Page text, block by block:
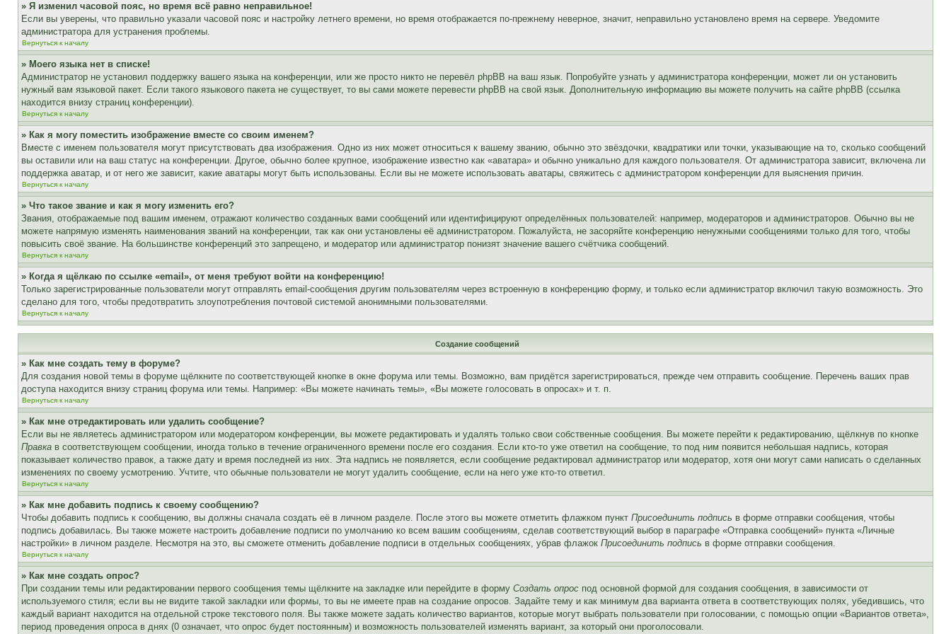
» Я изменил часовой пояс, но время всё равно неправильное!
Если вы уверены, что правильно указали часовой пояс и настройку летнего времени, но время отображается по-прежнему неверное, значит, неправильно установлено время на сервере. Уведомите
администратора для устранения проблемы.
Вернуться к началу
» Моего языка нет в списке!
Администратор не установил поддержку вашего языка на конференции, или же просто никто не перевёл phpBB на ваш язык. Попробуйте узнать у администратора конференции, может ли он установить
нужный вам языковой пакет. Если такого языкового пакета не существует, то вы сами можете перевести phpBB на свой язык. Дополнительную информацию вы можете получить на сайте phpBB (ссылка
находится внизу страниц конференции).
Вернуться к началу
» Как я могу поместить изображение вместе со своим именем?
Вместе с именем пользователя могут присутствовать два изображения. Одно из них может относиться к вашему званию, обычно это звёздочки, квадратики или точки, указывающие на то, сколько сообщений
вы оставили или на ваш статус на конференции. Другое, обычно более крупное, изображение известно как «аватара» и обычно уникально для каждого пользователя. От администратора зависит, включена ли
поддержка аватар, и от него же зависит, какие аватары могут быть использованы. Если вы не можете использовать аватары, свяжитесь с администратором конференции для выяснения причин.
Вернуться к началу
» Что такое звание и как я могу изменить его?
Звания, отображаемые под вашим именем, отражают количество созданных вами сообщений или идентифицируют определённых пользователей: например, модераторов и администраторов. Обычно вы не
можете напрямую изменять наименования званий на конференции, так как они установлены её администратором. Пожалуйста, не засоряйте конференцию ненужными сообщениями только для того, чтобы
повысить своё звание. На большинстве конференций это запрещено, и модератор или администратор понизят значение вашего счётчика сообщений.
Вернуться к началу
» Когда я щёлкаю по ссылке «email», от меня требуют войти на конференцию!
Только зарегистрированные пользователи могут отправлять email-сообщения другим пользователям через встроенную в конференцию форму, и только если администратор включил такую возможность. Это
сделано для того, чтобы предотвратить злоупотребления почтовой системой анонимными пользователями.
Вернуться к началу
Создание сообщений
» Как мне создать тему в форуме?
Для создания новой темы в форуме щёлкните по соответствующей кнопке в окне форума или темы. Возможно, вам придётся зарегистрироваться, прежде чем отправить сообщение. Перечень ваших прав
доступа находится внизу страниц форума или темы. Например: «Вы можете начинать темы», «Вы можете голосовать в опросах» и т. п.
Вернуться к началу
» Как мне отредактировать или удалить сообщение?
Если вы не являетесь администратором или модератором конференции, вы можете редактировать и удалять только свои собственные сообщения. Вы можете перейти к редактированию, щёлкнув по кнопке
Правка в соответствующем сообщении, иногда только в течение ограниченного времени после его создания. Если кто-то уже ответил на сообщение, то под ним появится небольшая надпись, которая
показывает количество правок, а также дату и время последней из них. Эта надпись не появляется, если сообщение редактировал администратор или модератор, хотя они могут сами написать о сделанных
изменениях по своему усмотрению. Учтите, что обычные пользователи не могут удалить сообщение, если на него уже кто-то ответил.
Вернуться к началу
» Как мне добавить подпись к своему сообщению?
Чтобы добавить подпись к сообщению, вы должны сначала создать её в личном разделе. После этого вы можете отметить флажком пункт Присоединить подпись в форме отправки сообщения, чтобы
подпись добавилась. Вы также можете настроить добавление подписи по умолчанию ко всем вашим сообщениям, сделав соответствующий выбор в параграфе «Отправка сообщений» пункта «Личные
настройки» в личном разделе. Несмотря на это, вы сможете отменить добавление подписи в отдельных сообщениях, убрав флажок Присоединить подпись в форме отправки сообщения.
Вернуться к началу
» Как мне создать опрос?
При создании темы или редактировании первого сообщения темы щёлкните на закладке или перейдите в форму Создать опрос под основной формой для создания сообщения, в зависимости от
используемого стиля; если вы не видите такой закладки или формы, то вы не имеете прав на создание опросов. Задайте тему и как минимум два варианта ответа в соответствующих полях, убедившись, что
каждый вариант находится на отдельной строке текстового поля. Вы также можете задать количество вариантов, которые могут выбрать пользователи при голосовании, с помощью опции «Вариантов ответа»,
период проведения опроса в днях (0 означает, что опрос будет постоянным) и возможность пользователей изменять вариант, за который они проголосовали.